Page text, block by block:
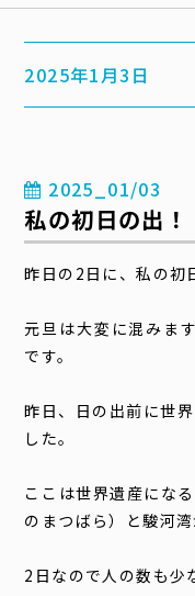
2025年1月3日
2025_01/03
私の初日の出！
昨日の2日に、私の初
元旦は大変に混みま
です。
昨日、日の出前に世
した。
ここは世界遺産にな
のまつばら）と駿河
2日なので人の数も少